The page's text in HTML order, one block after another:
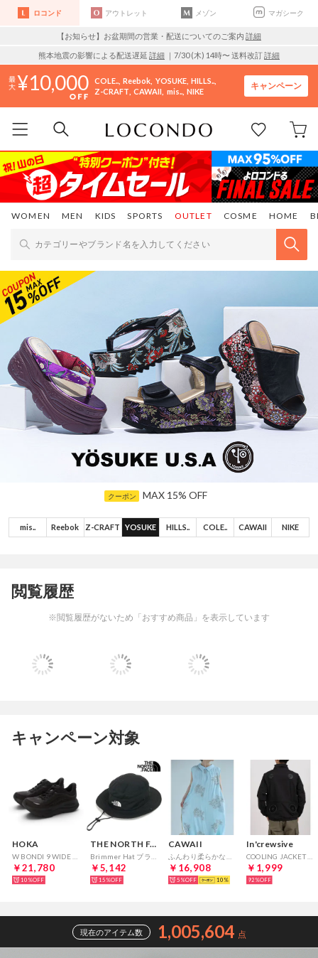
ロコンド アウトレット メゾン マガシーク
【お知らせ】お盆期間の営業・配送についてのご案内 詳細
熊本地震の影響による配送遅延 詳細 ｜7/30 (木) 14時〜 送料改訂詳細
10,000 COLE.. Reebok YOSUKE HILLS..
Z-CRAFT CAWAII mis.. NIKE
キャンペーン
WOMEN MEN KIDS SPORTS COSME HOME
OUTLET
MAX 50% OFF
TIME SALE
MAX 80% OFF
MAX 15% OFF
MAX 70% OFF MAX 30% OFF
MAX 81% OFF
TIME SALE MAX 10% OFF
TIME SALE
mis.. Reebok Z-CRAFT YOSUKE HILLS.. COLE.. CAWAII NIKE
閲覧履歴
※閲覧履歴がないため「おすすめ商品」を表示しています
キャンペーン対象
HOKA
￥21,780
10%
THE NORTH FACE
￥5,142
15%
CAWAII
￥16,908
5% 10
In'crewsive
￥1,999
92%
現在のアイテム数 1,005,604 点